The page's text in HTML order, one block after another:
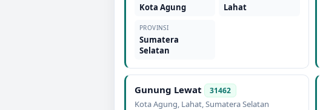
Kota Agung Lahat
PROVINSI
Sumatera
Selatan
Gunung Lewat 31462
Kota Agung, Lahat,Sumatera Selatan